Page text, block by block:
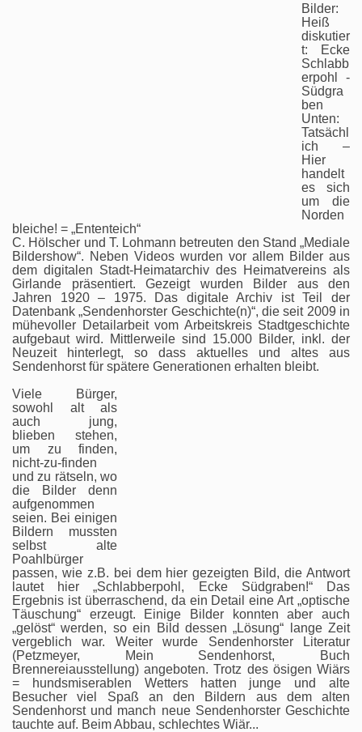
Bilder:
Heiß
diskutier
t: Ecke
Schlabb
erpohl -
Südgra
ben
Unten:
Tatsächl
ich –
Hier
handelt
es sich
um die
Norden
bleiche! = „Ententeich“
C. Hölscher und T. Lohmann betreuten den Stand „Mediale
Bildershow“. Neben Videos wurden vor allem Bilder aus
dem digitalen Stadt-Heimatarchiv des Heimatvereins als
Girlande präsentiert. Gezeigt wurden Bilder aus den
Jahren 1920 – 1975. Das digitale Archiv ist Teil der
Datenbank „Sendenhorster Geschichte(n)“, die seit 2009 in
mühevoller Detailarbeit vom Arbeitskreis Stadtgeschichte
aufgebaut wird. Mittlerweile sind 15.000 Bilder, inkl. der
Neuzeit hinterlegt, so dass aktuelles und altes aus
Sendenhorst für spätere Generationen erhalten bleibt.
Viele Bürger,
sowohl alt als
auch jung,
blieben stehen,
um zu finden,
nicht-zu-finden
und zu rätseln, wo
die Bilder denn
aufgenommen
seien. Bei einigen
Bildern mussten
selbst alte
Poahlbürger
passen, wie z.B. bei dem hier gezeigten Bild, die Antwort
lautet hier „Schlabberpohl, Ecke Südgraben!“ Das
Ergebnis ist überraschend, da ein Detail eine Art „optische
Täuschung“ erzeugt. Einige Bilder konnten aber auch
„gelöst“ werden, so ein Bild dessen „Lösung“ lange Zeit
vergeblich war. Weiter wurde Sendenhorster Literatur
(Petzmeyer, Mein Sendenhorst, Buch
Brennereiausstellung) angeboten. Trotz des ösigen Wiärs
= hundsmiserablen Wetters hatten junge und alte
Besucher viel Spaß an den Bildern aus dem alten
Sendenhorst und manch neue Sendenhorster Geschichte
tauchte auf. Beim Abbau, schlechtes Wiär...